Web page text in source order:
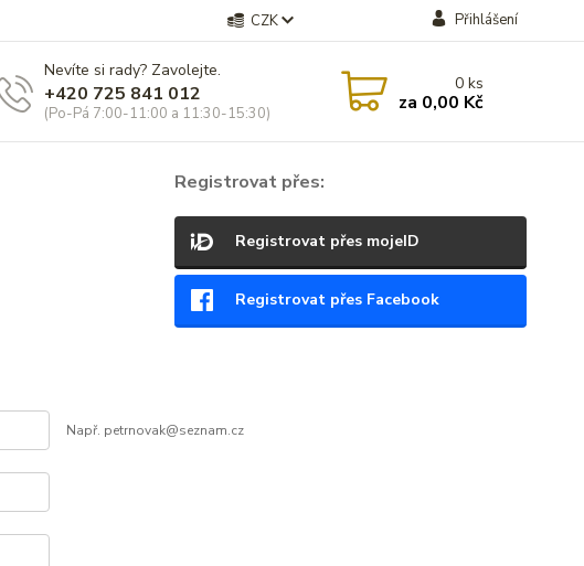
CZK Přihlášení
Nevíte si rady? Zavolejte.
+420 725 841 012
(Po-Pá 7:00-11:00 a 11:30-15:30)
0ks
za 0,00 Kč
Registrovat přes:
Registrovat přes mojeID
Registrovat přes Facebook
Např. petrnovak@seznam.cz